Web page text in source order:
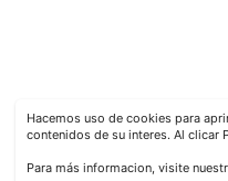
Hacemos uso de cookies para
contenidos de su interes. Al clicar
Para más informacion, visite